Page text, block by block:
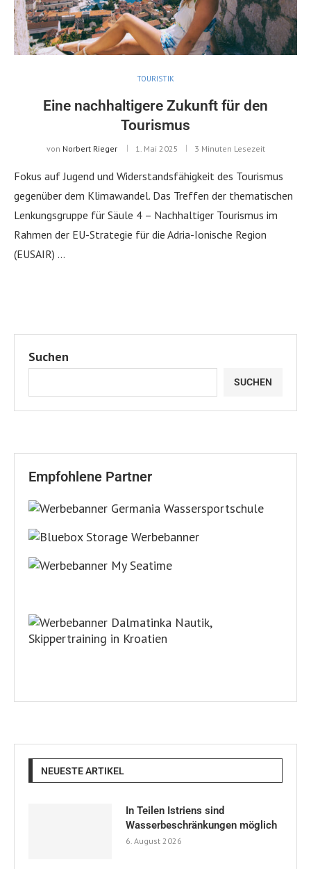
TOURISTIK
Eine nachhaltigere Zukunft für den
Tourismus
von Norbert Rieger 1. Mai 2025 3 Minuten Lesezeit
Fokus auf Jugend und Widerstandsfähigkeit des Tourismus
gegenüber dem Klimawandel. Das Treffen der thematischen
Lenkungsgruppe für Säule 4 – Nachhaltiger Tourismus im
Rahmen der EU-Strategie für die Adria-Ionische Region
(EUSAIR) …
Suchen
SUCHEN
Empfohlene Partner
NEUESTE ARTIKEL
In Teilen Istriens sind
Wasserbeschränkungen möglich
6. August 2026